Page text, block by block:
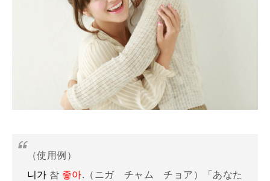
（使用例）
니가 참 좋아.（ニガ チャム チョア）「あなた